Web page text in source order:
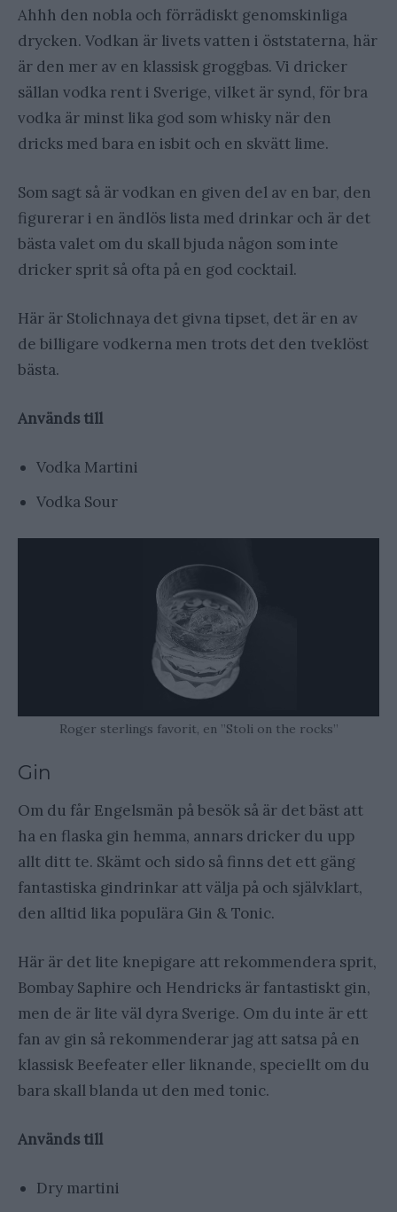
Ahhh den nobla och förrädiskt genomskinliga
drycken. Vodkan är livets vatten i öststaterna, här
är den mer av en klassisk groggbas. Vi dricker
sällan vodka rent i Sverige, vilket är synd, för bra
vodka är minst lika god som whisky när den
dricks med bara en isbit och en skvätt lime.
Som sagt så är vodkan en given del av en bar, den
figurerar i en ändlös lista med drinkar och är det
bästa valet om du skall bjuda någon som inte
dricker sprit så ofta på en god cocktail.
Här är Stolichnaya det givna tipset, det är en av
de billigare vodkerna men trots det den tveklöst
bästa.
Används till
Vodka Martini
Vodka Sour
Roger sterlings favorit, en ”Stoli on the rocks”
Gin
Om du får Engelsmän på besök så är det bäst att
ha en flaska gin hemma, annars dricker du upp
allt ditt te. Skämt och sido så finns det ett gäng
fantastiska gindrinkar att välja på och självklart,
den alltid lika populära Gin & Tonic.
Här är det lite knepigare att rekommendera sprit,
Bombay Saphire och Hendricks är fantastiskt gin,
men de är lite väl dyra Sverige. Om du inte är ett
fan av gin så rekommenderar jag att satsa på en
klassisk Beefeater eller liknande, speciellt om du
bara skall blanda ut den med tonic.
Används till
Dry martini